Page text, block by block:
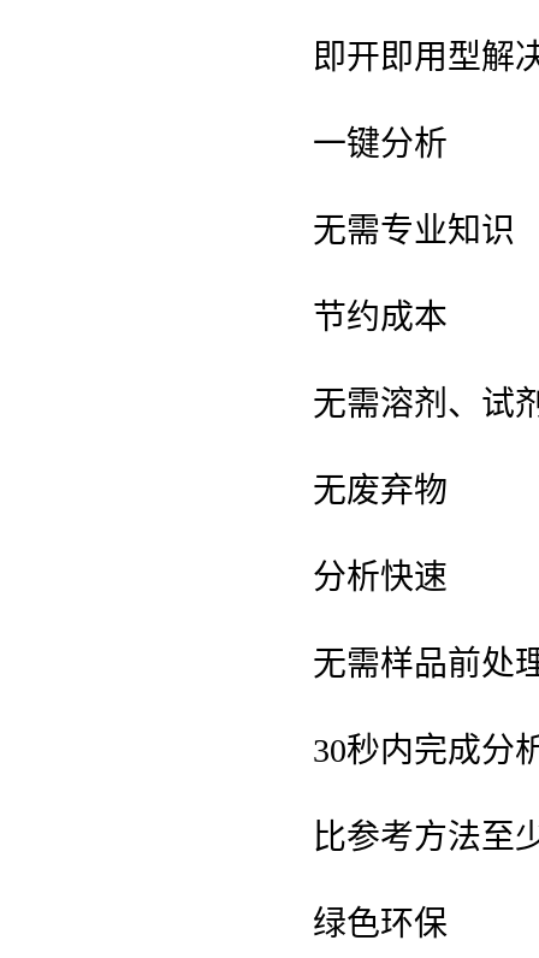
即开即用型解
一键分析
无需专业知识
节约成本
无需溶剂、试
无废弃物
分析快速
无需样品前处
30秒内完成分
比参考方法至
绿色环保